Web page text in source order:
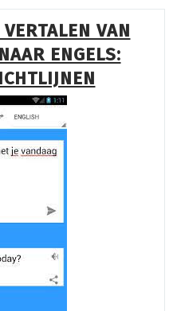
in
Nederland”
VAN
ENGELS: